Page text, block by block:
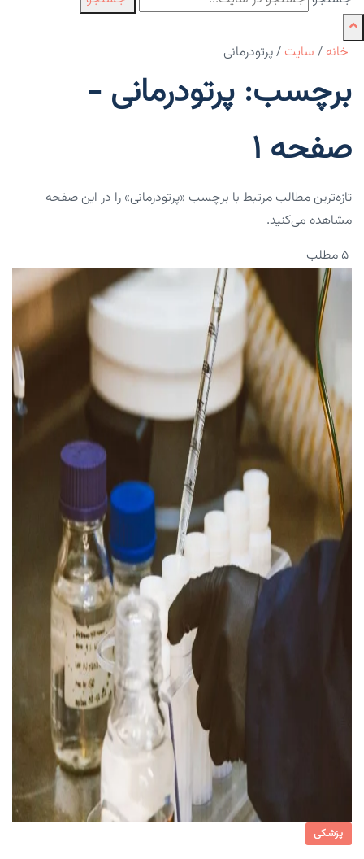
خانه / سایت /پرتودرمانی
برچسب: پرتودرمانی -
صفحه 1
تازه‌ترین مطالب مرتبط با برچسب «پرتودرمانی» را در این صفحه
مشاهده می‌کنید.
۵ مطلب
پزشکی